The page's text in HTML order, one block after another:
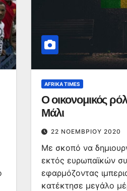
AFRIKA TIMES
Ο οικονομικός
Μάλι
22 ΝΟΕΜΒΡΊΟΥ 2020
Με σκοπό να
εκτός ευρωπαϊκών
εφαρμόζοντας
κατέκτησε μεγάλο